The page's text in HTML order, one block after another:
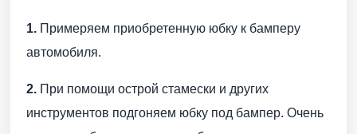
1. Примеряем приобретенную юбку к бамперу
автомобиля.
2. При помощи острой стамески и других
инструментов подгоняем юбку под бампер. Очень